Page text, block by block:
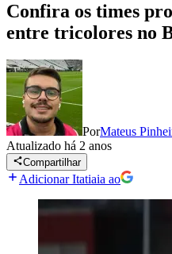
Confira os times
entre tricolores no
PorMateus
Atualizado há 2 anos
Compartilhar
Adicionar Itatiaia ao